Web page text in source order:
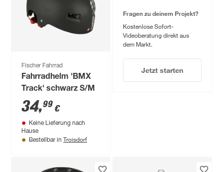
Fischer Fahrrad
Fahrradhelm 'BMX
Track' schwarz S/M
34,99 €
Keine Lieferung nach
Hause
Bestellbar in Troisdorf
Fragen zu deinem Projekt?
Kostenlose Sofort-
Videoberatung direkt aus
dem Markt.
Jetzt starten